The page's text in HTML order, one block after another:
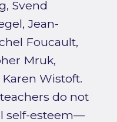
Svend
Jean-
Foucault,
Mruk,
Wistoft.
do not
self-esteem—